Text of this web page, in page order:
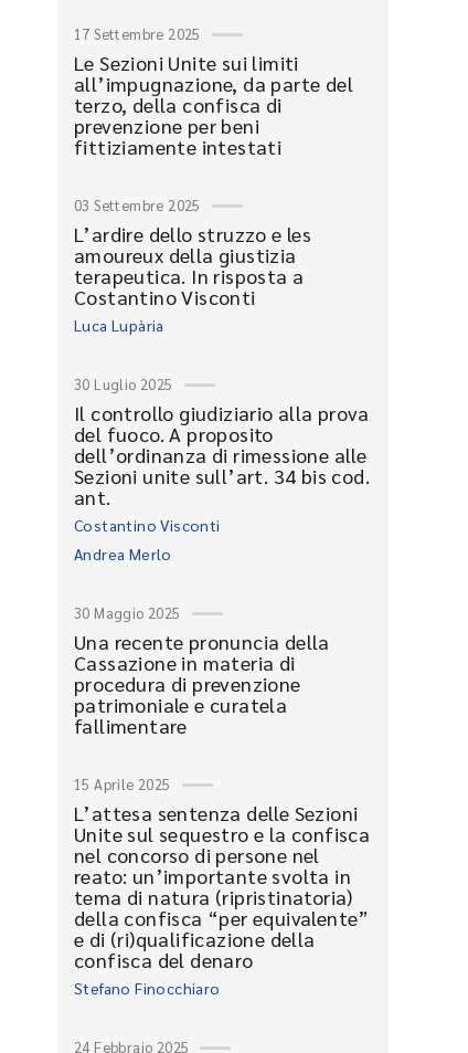
17 Settembre 2025
Le Sezioni Unite sui limiti
all’impugnazione, da parte del
terzo, della confisca di
prevenzione per beni
fittiziamente intestati
03 Settembre 2025
L’ardire dello struzzo e les
amoureux della giustizia
terapeutica. In risposta a
Costantino Visconti
Luca Lupària
30 Luglio 2025
Il controllo giudiziario alla prova
del fuoco. A proposito
dell’ordinanza di rimessione alle
Sezioni unite sull’art. 34 bis cod.
ant.
Costantino Visconti
Andrea Merlo
30 Maggio 2025
Una recente pronuncia della
Cassazione in materia di
procedura di prevenzione
patrimoniale e curatela
fallimentare
15 Aprile 2025
L’attesa sentenza delle Sezioni
Unite sul sequestro e la confisca
nel concorso di persone nel
reato: un’importante svolta in
tema di natura (ripristinatoria)
della confisca “per equivalente”
e di (ri)qualificazione della
confisca del denaro
Stefano Finocchiaro
24 Febbraio 2025